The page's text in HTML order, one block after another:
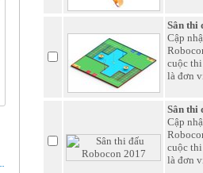
Sân thi
Cập
cuộc
là đơn
Sân thi
Cập
cuộc
là đơn